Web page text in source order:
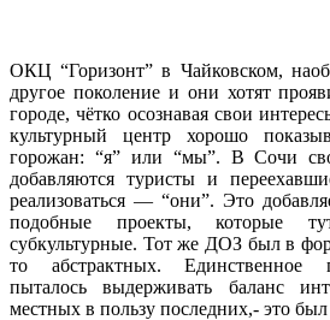
ОКЦ “Горизонт” в Чайковском,
другое поколение и они хотят
городе, чётко осознавая свои
культурный центр хорошо
горожан: “я” или “мы”. В Сочи
добавляются туристы и
реализоваться — “они”. Это
подобные проекты, которые
субкультурные. Тот же ДОЗ был в
то абстрактных. Единственное
пыталось выдерживать баланс
местных в пользу последних,- это